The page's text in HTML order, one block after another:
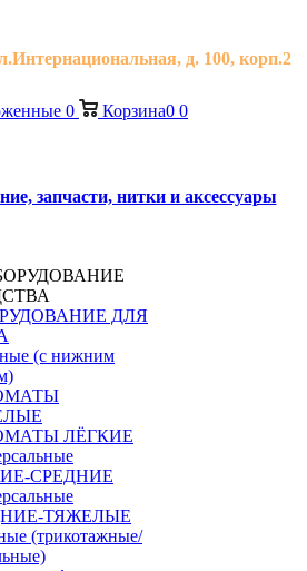
Интернациональная, д. 100, корп.2
0 Корзина0 0
запчасти, нитки и аксессуары
ДЛЯ
(с нижним
ЛЁГКИЕ
СРЕДНИЕ
ТЯЖЕЛЫЕ
(трикотажные/